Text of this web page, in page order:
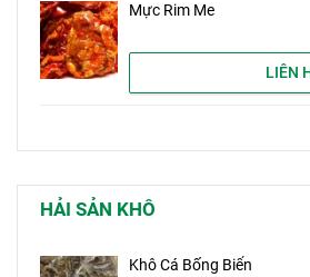
Mực Rim Me
LIÊN
HẢI SẢN KHÔ
Khô Cá Bống Biển